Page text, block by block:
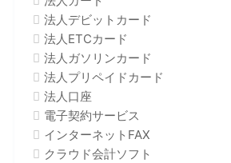
法人デビットカード
法人ETCカード
法人ガソリンカード
法人プリペイドカード
法人口座
電子契約サービス
インターネットFAX
クラウド会計ソフト